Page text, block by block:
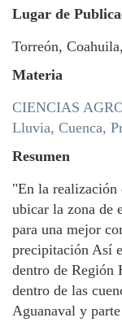
Lugar de
Torreón,
Materia
CIENCIAS
Lluvia, Cuenca,
Resumen
"En la realización
ubicar la zona de
para una mejor
precipitación Así
dentro de Región
dentro de las
Aguanaval y